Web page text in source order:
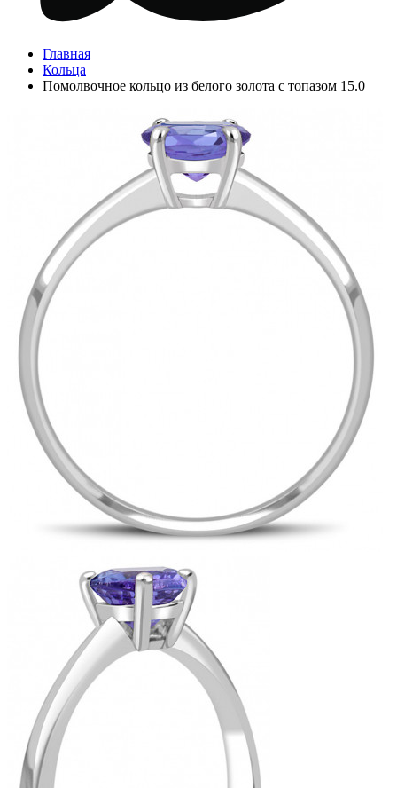
Главная
Кольца
Помолвочное кольцо из белого золота с топазом 15.0